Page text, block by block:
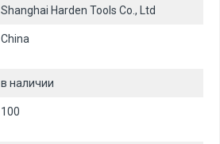
Shanghai Harden Tools Co., Ltd
China
в наличии
100